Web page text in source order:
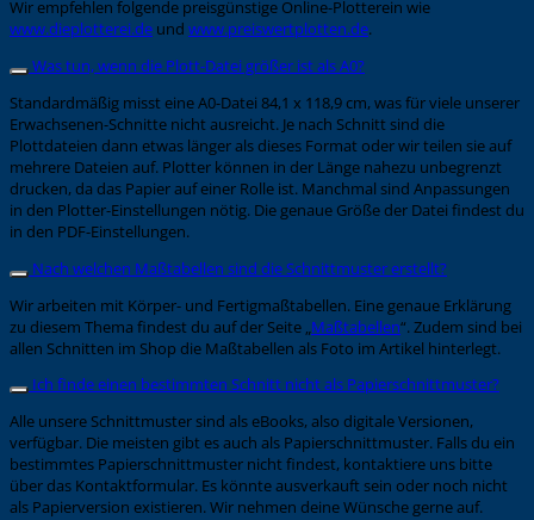
Wir empfehlen folgende preisgünstige Online-Plotterein wie
www.dieplotterei.de und www.preiswertplotten.de.
Was tun, wenn die Plott-Datei größer ist als A0?
Standardmäßig misst eine A0-Datei 84,1 x 118,9 cm, was für viele unserer
Erwachsenen-Schnitte nicht ausreicht. Je nach Schnitt sind die
Plottdateien dann etwas länger als dieses Format oder wir teilen sie auf
mehrere Dateien auf. Plotter können in der Länge nahezu unbegrenzt
drucken, da das Papier auf einer Rolle ist. Manchmal sind Anpassungen
in den Plotter-Einstellungen nötig. Die genaue Größe der Datei findest du
in den PDF-Einstellungen.
Nach welchen Maßtabellen sind die Schnittmuster erstellt?
Wir arbeiten mit Körper- und Fertigmaßtabellen. Eine genaue Erklärung
zu diesem Thema findest du auf der Seite „ Maßtabellen“. Zudem sind bei
allen Schnitten im Shop die Maßtabellen als Foto im Artikel hinterlegt.
Ich finde einen bestimmten Schnitt nicht als Papierschnittmuster?
Alle unsere Schnittmuster sind als eBooks, also digitale Versionen,
verfügbar. Die meisten gibt es auch als Papierschnittmuster. Falls du ein
bestimmtes Papierschnittmuster nicht findest, kontaktiere uns bitte
über das Kontaktformular. Es könnte ausverkauft sein oder noch nicht
als Papierversion existieren. Wir nehmen deine Wünsche gerne auf.